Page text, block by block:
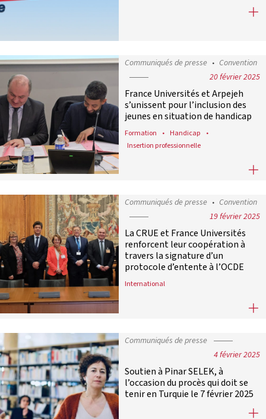
France Universités soutient la
Communiqués de presse
Convention
20 février 2025
France Universités et Arpejeh
s’unissent pour l’inclusion des
jeunes en situation de handicap
Formation
Handicap
Insertion professionnelle
France Universités et Arpejeh
Communiqués de presse
Convention
19 février 2025
La CRUE et France Universités
renforcent leur coopération à
travers la signature d’un
protocole d’entente à l’OCDE
International
La CRUE et France Universités
Communiqués de presse
4 février 2025
Soutien à Pinar SELEK, à
l’occasion du procès qui doit se
tenir en Turquie le 7 février 2025
Soutien à Pinar SELEK, à